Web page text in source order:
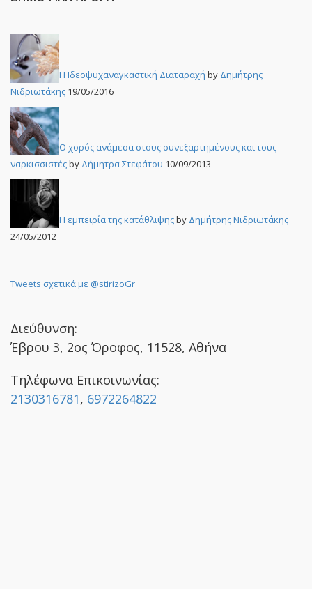
Η Ιδεοψυχαναγκαστική Διαταραχή by Δημήτρης
Νιδριωτάκης 19/05/2016
Ο χορός ανάμεσα στους συνεξαρτημένους και τους
ναρκισσιστέςby Δήμητρα Στεφάτου 10/09/2013
Η εμπειρία της κατάθλιψηςby Δημήτρης Νιδριωτάκης
24/05/2012
Tweets σχετικά με @stirizoGr
Διεύθυνση:
Έβρου 3, 2ος Όροφος, 11528, Αθήνα
Τηλέφωνα Επικοινωνίας:
2130316781, 6972264822